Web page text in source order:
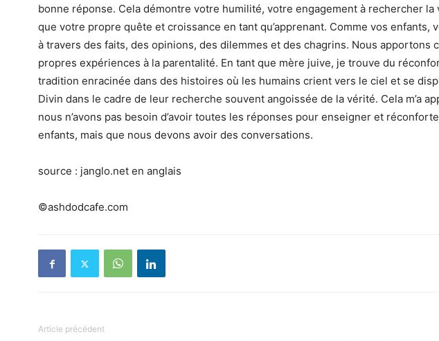
bonne réponse. Cela démontre votre humilité, votre engagement à rechercher la
que votre propre quête et croissance en tant qu’apprenant. Comme vos enfants,
à travers des faits, des opinions, des dilemmes et des chagrins. Nous apportons
propres expériences à la parentalité. En tant que mère juive, je trouve du
tradition enracinée dans des histoires où les humains crient vers le ciel et se
Divin dans le cadre de leur recherche souvent angoissée de la vérité. Cela m’a
nous n’avons pas besoin d’avoir toutes les réponses pour enseigner et
enfants, mais que nous devons avoir des conversations.
source : janglo.net en anglais
©ashdodcafe.com
Article précédent